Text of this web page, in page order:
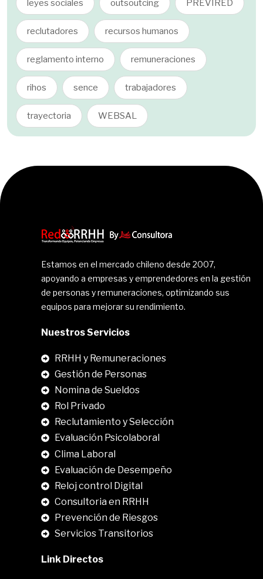
leyes sociales outsoutcing PREVIRED
reclutadores recursos humanos
reglamento interno remuneraciones
rihos sence trabajadores
trayectoria WEBSAL
Estamos en el mercado chileno desde 2007,
apoyando a empresas y emprendedores en la gestión
de personas y remuneraciones, optimizando sus
equipos para mejorar su rendimiento.
Nuestros Servicios
RRHH y Remuneraciones
Gestión de Personas
Nomina de Sueldos
Rol Privado
Reclutamiento y Selección
Evaluación Psicolaboral
Clima Laboral
Evaluación de Desempeño
Reloj control Digital
Consultoria en RRHH
Prevención de Riesgos
Servicios Transitorios
Link Directos